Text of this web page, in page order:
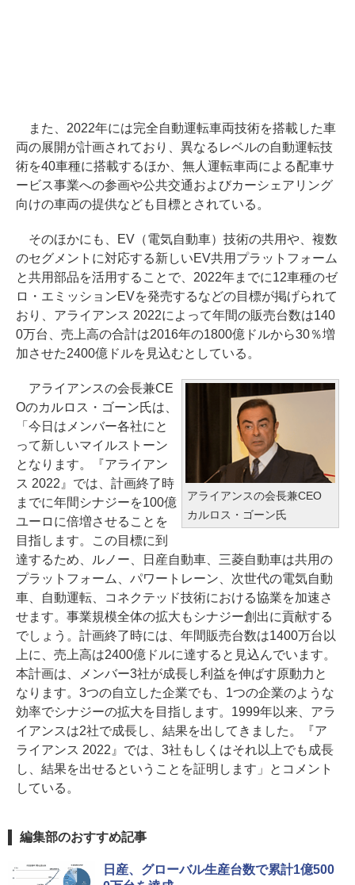
また、2022年には完全自動運転車両技術を搭載した車
両の展開が計画されており、異なるレベルの自動運転技
術を40車種に搭載するほか、無人運転車両による配車サ
ービス事業への参画や公共交通およびカーシェアリング
向けの車両の提供なども目標とされている。
そのほかにも、EV（電気自動車）技術の共用や、複数
のセグメントに対応する新しいEV共用プラットフォーム
と共用部品を活用することで、2022年までに12車種のゼ
ロ・エミッションEVを発売するなどの目標が掲げられて
おり、アライアンス 2022によって年間の販売台数は140
0万台、売上高の合計は2016年の1800億ドルから30％増
加させた2400億ドルを見込むとしている。
アライアンスの会長兼CEO
カルロス・ゴーン氏
アライアンスの会長兼CE
Oのカルロス・ゴーン氏は、
「今日はメンバー各社にと
って新しいマイルストーン
となります。『アライアン
ス 2022』では、計画終了時
までに年間シナジーを100億
ユーロに倍増させることを
目指します。この目標に到
達するため、ルノー、日産自動車、三菱自動車は共用の
プラットフォーム、パワートレーン、次世代の電気自動
車、自動運転、コネクテッド技術における協業を加速さ
せます。事業規模全体の拡大もシナジー創出に貢献する
でしょう。計画終了時には、年間販売台数は1400万台以
上に、売上高は2400億ドルに達すると見込んでいます。
本計画は、メンバー3社が成長し利益を伸ばす原動力と
なります。3つの自立した企業でも、1つの企業のような
効率でシナジーの拡大を目指します。1999年以来、アラ
イアンスは2社で成長し、結果を出してきました。『ア
ライアンス 2022』では、3社もしくはそれ以上でも成長
し、結果を出せるということを証明します」とコメント
している。
編集部のおすすめ記事
日産、グローバル生産台数で累計1億500